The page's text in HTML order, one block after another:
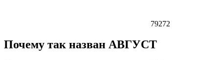
79272
Почему так назван АВГУСТ